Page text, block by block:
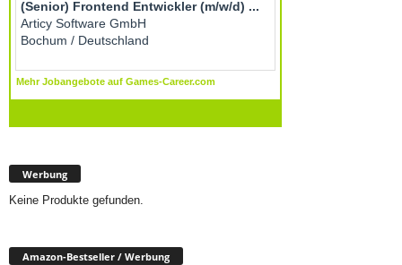
Werbung
Keine Produkte gefunden.
Amazon-Bestseller / Werbung